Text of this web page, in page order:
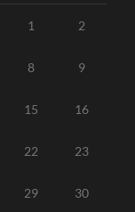
1 2
8 9
15 16
22 23
29 30